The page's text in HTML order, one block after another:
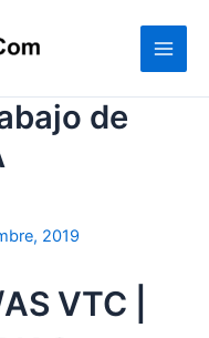
de
2019
VTC |